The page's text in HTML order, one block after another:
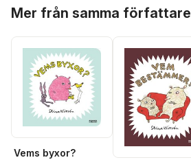
Mer från samma författare
Vems byxor?